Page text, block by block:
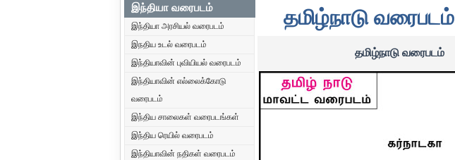
இந்தியா வரைபடம்
இந்தியா அரசியல் வரைபடம்
இநதிய உடல் வரைபடம்
இந்தியாவின் புவியியல் வரைபடம்
இந்தியாவின் எல்லைக்கோடு
வரைபடம்
இந்திய சாலைகள் வரைபடங்கள்
இந்திய ரெயில் வரைபடம்
இந்தியாவின் நதிகள் வரைபடம்
தமிழ்நாடு வரைபடம்
தமிழ்நாடு வரைபடம்